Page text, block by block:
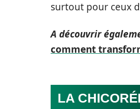
surtout pour ceux
A découvrir
comment
LA